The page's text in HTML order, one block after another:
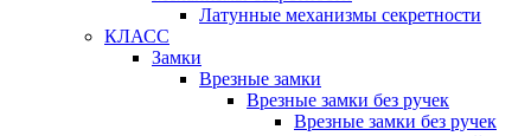
Латунные механизмы секретности
КЛАСС
Замки
Врезные замки
Врезные замки без ручек
Врезные замки без ручек